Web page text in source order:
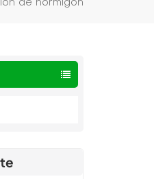
de hormigón